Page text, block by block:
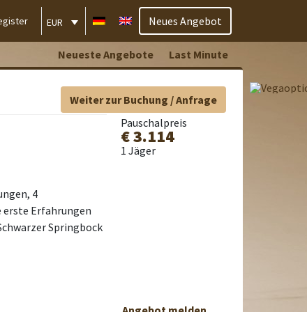
EUR Neues Angebot
Neueste Angebote Last Minute
4
erste Erfahrungen
Springbock
Weiter zur Buchung / Anfrage
Pauschalpreis
€ 3.114
1 Jäger